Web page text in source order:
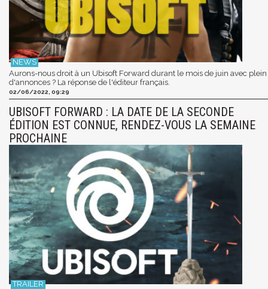
Aurons-nous droit à un Ubisoft Forward durant le mois de juin avec plein
d'annonces ? La réponse de l'éditeur français.
02/06/2022, 09:29
UBISOFT FORWARD : LA DATE DE LA SECONDE
ÉDITION EST CONNUE, RENDEZ-VOUS LA SEMAINE
PROCHAINE